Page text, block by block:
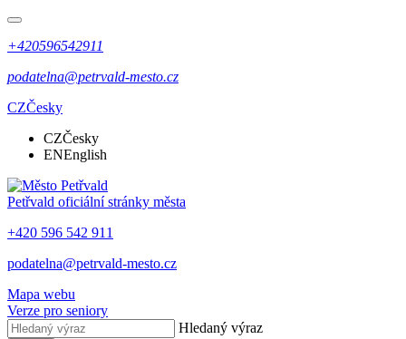
+420596542911
podatelna@petrvald-mesto.cz
CZČesky
CZČesky
ENEnglish
Petřvald oficiální stránky města
+420 596 542 911
podatelna@petrvald-mesto.cz
Mapa webu
Verze pro seniory
Hledaný výraz